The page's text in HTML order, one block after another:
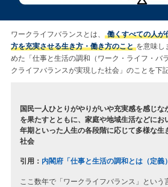
ワークライフバランスとは、
働くすべての人が
方を充実させる生き方・働き方のこと を意味し
めた「仕事と生活の調和（ワーク・ライフ・バ
クライフバランスが実現した社会」のことを下
国民一人ひとりがやりがいや充実感を感じな
を果たすとともに、家庭や地域生活などにお
年期といった人生の各段階に応じて多様な生
社会
引用： 内閣府「仕事と生活の調和とは（定義
ここ数年で「ワークライフバランス」という